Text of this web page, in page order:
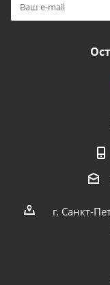
г. Санкт-